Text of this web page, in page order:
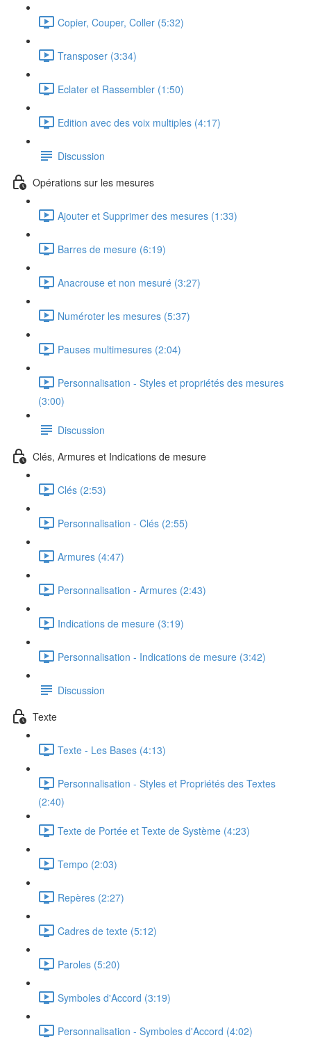
Copier, Couper, Coller (5:32)
Transposer (3:34)
Eclater et Rassembler (1:50)
Edition avec des voix multiples (4:17)
Discussion
Opérations sur les mesures
Ajouter et Supprimer des mesures (1:33)
Barres de mesure (6:19)
Anacrouse et non mesuré (3:27)
Numéroter les mesures (5:37)
Pauses multimesures (2:04)
Personnalisation - Styles et propriétés des mesures
(3:00)
Discussion
Clés, Armures et Indications de mesure
Clés (2:53)
Personnalisation - Clés (2:55)
Armures (4:47)
Personnalisation - Armures (2:43)
Indications de mesure (3:19)
Personnalisation - Indications de mesure (3:42)
Discussion
Texte
Texte - Les Bases (4:13)
Personnalisation - Styles et Propriétés des Textes
(2:40)
Texte de Portée et Texte de Système (4:23)
Tempo (2:03)
Repères (2:27)
Cadres de texte (5:12)
Paroles (5:20)
Symboles d'Accord (3:19)
Personnalisation - Symboles d'Accord (4:02)